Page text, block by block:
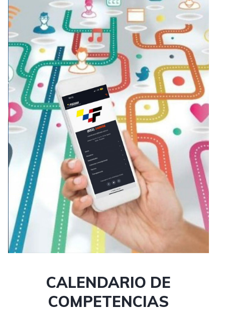
CALENDARIO DE
COMPETENCIAS